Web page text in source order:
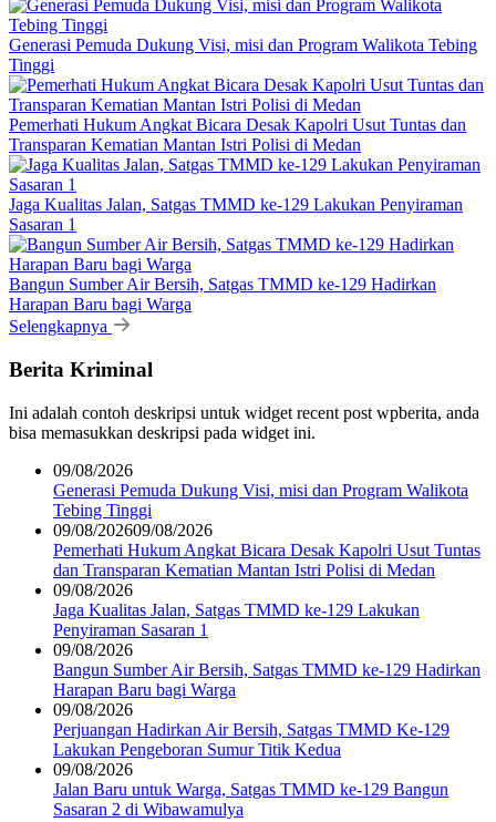
Generasi Pemuda Dukung Visi, misi dan Program Walikota Tebing
Tinggi
Pemerhati Hukum Angkat Bicara Desak Kapolri Usut Tuntas dan
Transparan Kematian Mantan Istri Polisi di Medan
Jaga Kualitas Jalan, Satgas TMMD ke-129 Lakukan Penyiraman
Sasaran 1
Bangun Sumber Air Bersih, Satgas TMMD ke-129 Hadirkan
Harapan Baru bagi Warga
Selengkapnya
Berita Kriminal
Ini adalah contoh deskripsi untuk widget recent post wpberita, anda
bisa memasukkan deskripsi pada widget ini.
09/08/2026
Generasi Pemuda Dukung Visi, misi dan Program Walikota
Tebing Tinggi
09/08/202609/08/2026
Pemerhati Hukum Angkat Bicara Desak Kapolri Usut Tuntas
dan Transparan Kematian Mantan Istri Polisi di Medan
09/08/2026
Jaga Kualitas Jalan, Satgas TMMD ke-129 Lakukan
Penyiraman Sasaran 1
09/08/2026
Bangun Sumber Air Bersih, Satgas TMMD ke-129 Hadirkan
Harapan Baru bagi Warga
09/08/2026
Perjuangan Hadirkan Air Bersih, Satgas TMMD Ke-129
Lakukan Pengeboran Sumur Titik Kedua
09/08/2026
Jalan Baru untuk Warga, Satgas TMMD ke-129 Bangun
Sasaran 2 di Wibawamulya